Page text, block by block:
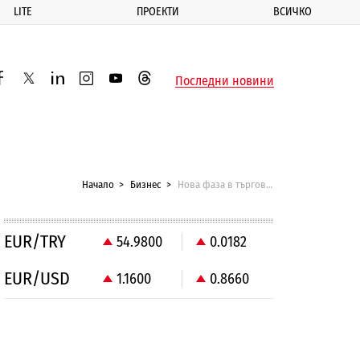
LITE ПРОЕКТИ ВСИЧКО
twitterlinkedininstagram
youtubethreadsПоследни новини
Начало Бизнес Нова фаза в търговската война САЩ-Китай
EUR/TRY 54.9800 0.0182
EUR/USD 1.1600 0.8660